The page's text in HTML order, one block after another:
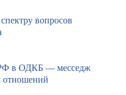
вопросов
РФ в ОДКБ — месседж
отношений